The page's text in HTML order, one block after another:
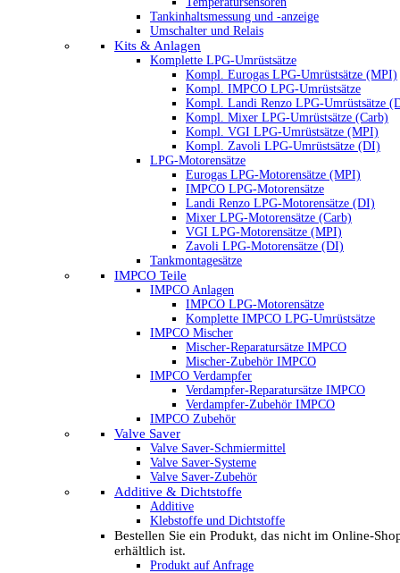
Tankinhaltsmessung und -anzeige
Umschalter und Relais
Kits & Anlagen
Komplette LPG-Umrüstsätze
Kompl. Eurogas LPG-Umrüstsätze (MPI)
Kompl. IMPCO LPG-Umrüstsätze
Kompl. Landi Renzo LPG-Umrüstsätze
Kompl. Mixer LPG-Umrüstsätze (Carb)
Kompl. VGI LPG-Umrüstsätze (MPI)
Kompl. Zavoli LPG-Umrüstsätze (DI)
LPG-Motorensätze
Eurogas LPG-Motorensätze (MPI)
IMPCO LPG-Motorensätze
Landi Renzo LPG-Motorensätze (DI)
Mixer LPG-Motorensätze (Carb)
VGI LPG-Motorensätze (MPI)
Zavoli LPG-Motorensätze (DI)
Tankmontagesätze
IMPCO Teile
IMPCO Anlagen
IMPCO LPG-Motorensätze
Komplette IMPCO LPG-Umrüstsätze
IMPCO Mischer
Mischer-Reparatursätze IMPCO
Mischer-Zubehör IMPCO
IMPCO Verdampfer
Verdampfer-Reparatursätze IMPCO
Verdampfer-Zubehör IMPCO
IMPCO Zubehör
Valve Saver
Valve Saver-Schmiermittel
Valve Saver-Systeme
Valve Saver-Zubehör
Additive & Dichtstoffe
Additive
Klebstoffe und Dichtstoffe
Bestellen Sie ein Produkt, das nicht im Online-
erhältlich ist.
Produkt auf Anfrage